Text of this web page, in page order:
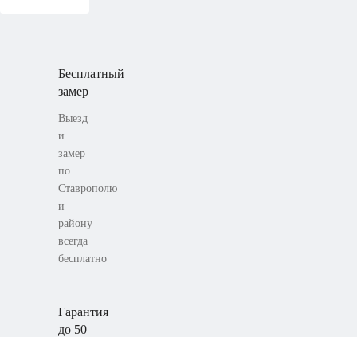
Бесплатный
замер
Выезд
и
замер
по
Ставрополю
и
району
всегда
бесплатно
Гарантия
до 50